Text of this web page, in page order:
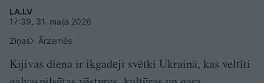
LA.LV
17:39, 31. maijs 2026
Ziņas
Ārzemēs
Kijivas diena ir ikgadēji svētki Ukrainā, kas veltīti